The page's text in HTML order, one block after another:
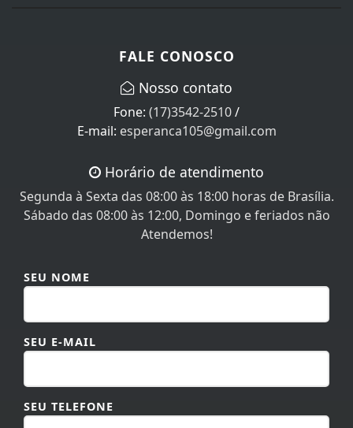
FALE CONOSCO
Nosso contato
Fone: (17)3542-2510/
E-mail: esperanca105@gmail.com
Horário de atendimento
Segunda à Sexta das 08:00 às 18:00 horas de Brasília.
Sábado das 08:00 às 12:00, Domingo e feriados não
Atendemos!
SEU NOME
SEU E-MAIL
SEU TELEFONE